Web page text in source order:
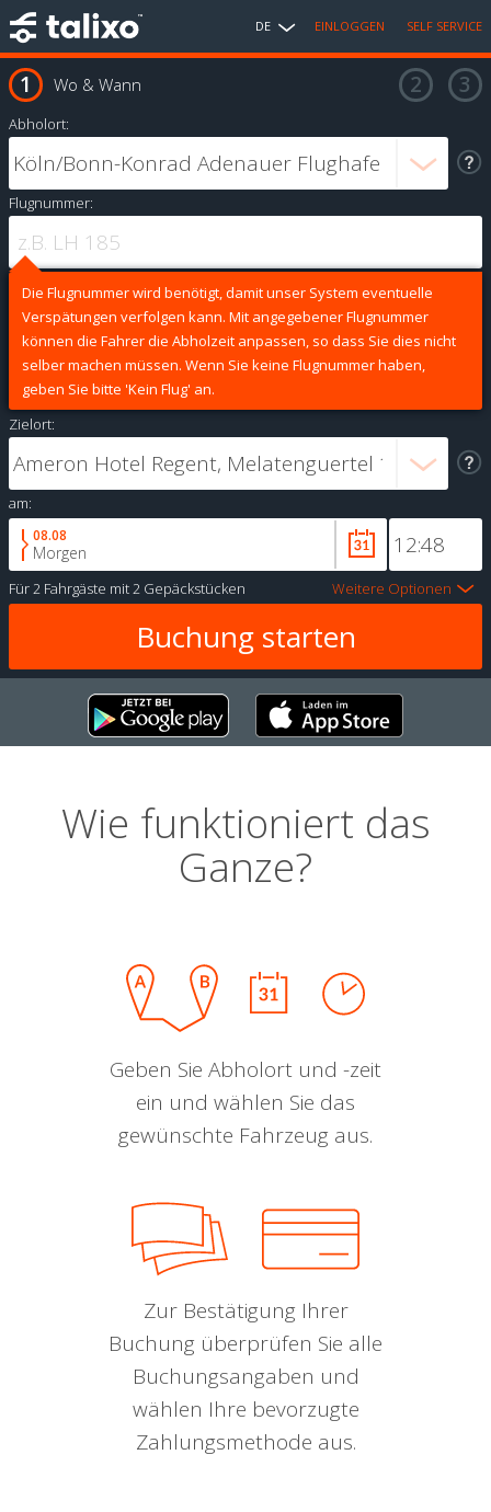
DE EINLOGGEN SELF SERVICE
Wo & Wann
Abholort:
Flugnummer:
Die Flugnummer wird benötigt, damit unser System eventuelle
Verspätungen verfolgen kann. Mit angegebener Flugnummer
können die Fahrer die Abholzeit anpassen, so dass Sie dies nicht
selber machen müssen. Wenn Sie keine Flugnummer haben,
geben Sie bitte 'Kein Flug' an.
Zielort:
am:
08.08
Morgen
Für2 Fahrgäste mit2 Gepäckstücken Weitere Optionen
Wie funktioniert das
Ganze?
Geben Sie Abholort und -zeit
ein und wählen Sie das
gewünschte Fahrzeug aus.
Zur Bestätigung Ihrer
Buchung überprüfen Sie alle
Buchungsangaben und
wählen Ihre bevorzugte
Zahlungsmethode aus.